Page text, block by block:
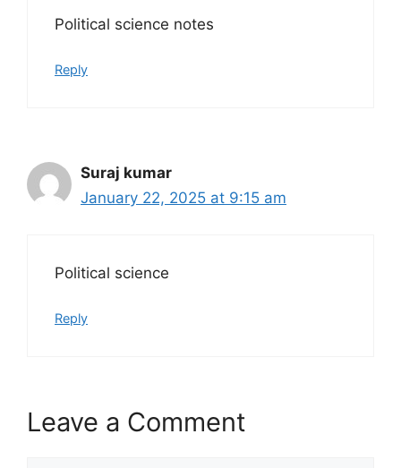
Political science notes
Reply
Suraj kumar
January 22, 2025 at 9:15 am
Political science
Reply
Leave a Comment